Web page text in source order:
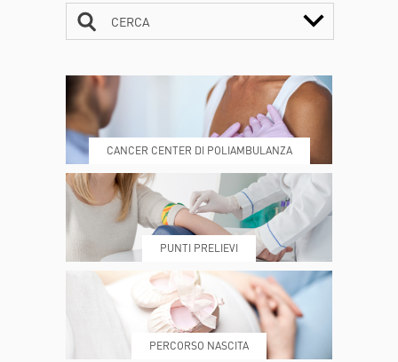
DOVE SIAMO ESAMI E VISITE
PRENOTA MY POLI
CERCA
CANCER CENTER DI POLIAMBULANZA
PUNTI PRELIEVI
PERCORSO NASCITA